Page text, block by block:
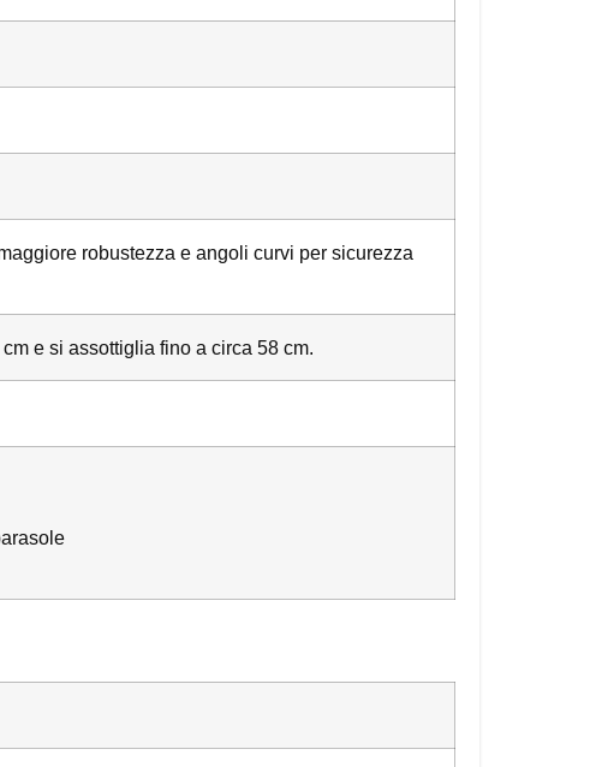
robustezza e angoli curvi per sicurezza
e si assottiglia fino a circa 58 cm.